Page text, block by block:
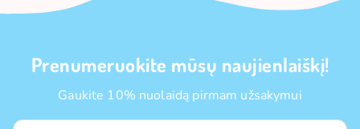
Prenumeruokite mūsų naujienlaiškį!
Gaukite 10% nuolaidą pirmam užsakymui